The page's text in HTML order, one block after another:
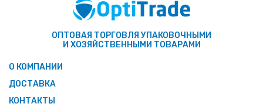
ОПТОВАЯ ТОРГОВЛЯ УПАКОВОЧНЫМИ
И ХОЗЯЙСТВЕННЫМИ ТОВАРАМИ
О КОМПАНИИ
ДОСТАВКА
КОНТАКТЫ